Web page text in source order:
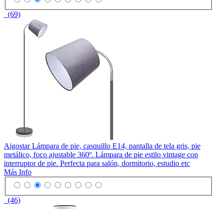
(69)
Aigostar Lámpara de pie, casquillo E14, pantalla de tela gris, pie
metálico, foco ajustable 360º. Lámpara de pie estilo vintage con
interruptor de pie. Perfecta para salón, dormitorio, estudio etc
Más Info
(46)